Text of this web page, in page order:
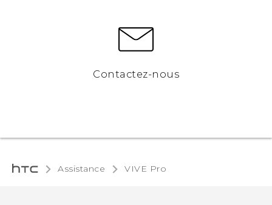
Contactez-nous
Assistance VIVE Pro‎